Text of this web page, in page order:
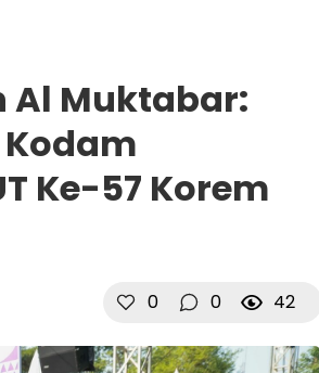
Al Muktabar:
Kodam
Ke-57 Korem
0 0 42